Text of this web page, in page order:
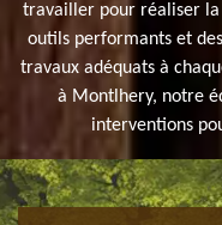
travailler pour réaliser la
outils performants et
travaux adéquats à
à Montlhery, notre
interventions